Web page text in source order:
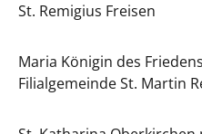
St. Remigius Freisen
Maria Königin des
Filialgemeinde St. Martin